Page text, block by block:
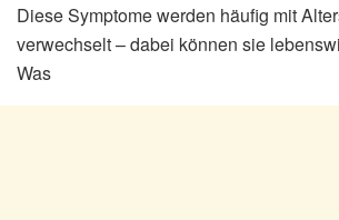
Diese Symptome werden häufig mit
verwechselt – dabei können sie
Was